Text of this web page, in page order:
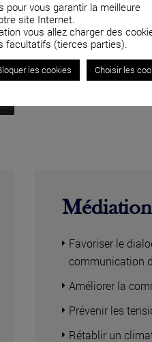
04 82 53 71 51
Médiation
Favoriser le
communication
Améliorer la
Prévenir les
Rétablir un
pour vous garantir la meilleure
site Internet.
vous allez charger des
facultatifs (tierces parties).
les cookies Choisir les